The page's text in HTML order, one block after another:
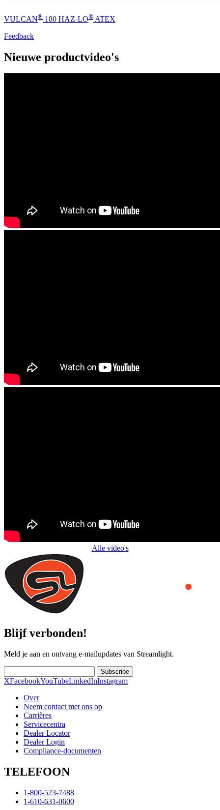
VULCAN® 180 HAZ-LO® ATEX
Feedback
Nieuwe productvideo's
Alle video's
Blijf verbonden!
Meld je aan en ontvang e-mailupdates van Streamlight.
Subscribe
XFacebookYouTubeLinkedInInstagram
Over
Neem contact met ons op
Carrières
Servicecentra
Dealer Locator
Dealer Login
Compliance-documenten
TELEFOON
1-800-523-7488
1-610-631-0600